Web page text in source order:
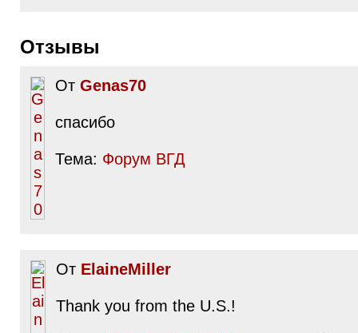
Отзывы
От Genas70
спасибо
Тема: Форум ВГД
От ElaineMiller
Thank you from the U.S.!